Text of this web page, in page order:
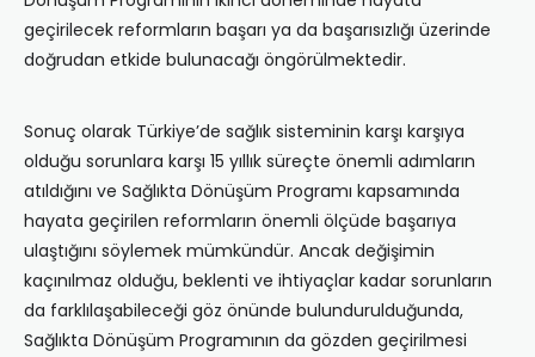
geçirilecek reformların başarı ya da başarısızlığı üzerinde
doğrudan etkide bulunacağı öngörülmektedir.
Sonuç olarak Türkiye’de sağlık sisteminin karşı karşıya
olduğu sorunlara karşı 15 yıllık süreçte önemli adımların
atıldığını ve Sağlıkta Dönüşüm Programı kapsamında
hayata geçirilen reformların önemli ölçüde başarıya
ulaştığını söylemek mümkündür. Ancak değişimin
kaçınılmaz olduğu, beklenti ve ihtiyaçlar kadar sorunların
da farklılaşabileceği göz önünde bulundurulduğunda,
Sağlıkta Dönüşüm Programının da gözden geçirilmesi